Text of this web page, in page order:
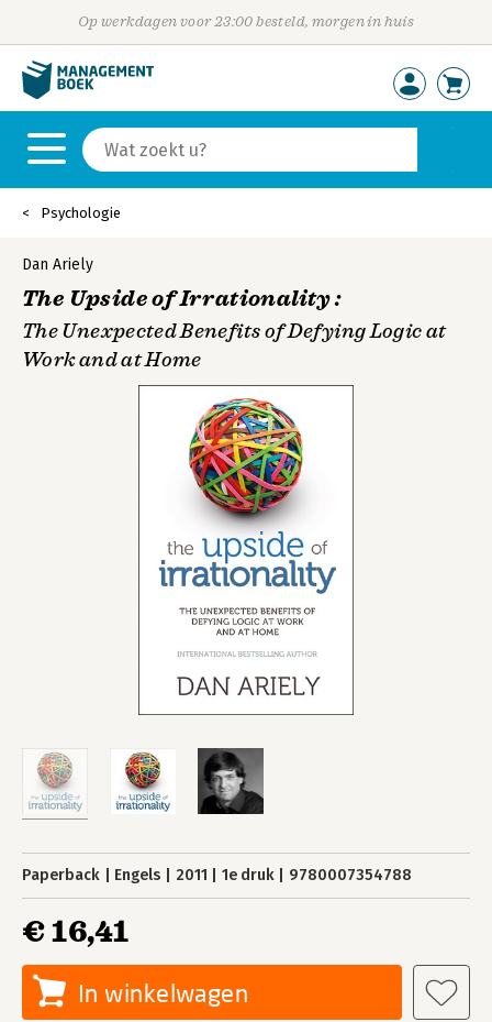
Op werkdagen voor 23:00 besteld, morgen in huis
Psychologie
Dan Ariely
The Upside of Irrationality :
The Unexpected Benefits of Defying Logic at
Work and at Home
Paperback Engels 2011 1e druk 9780007354788
€ 16,41
In winkelwagen